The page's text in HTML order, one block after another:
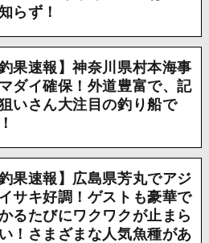
らず！
釣果速報】神奈川県村本海事
ダイ確保！外道豊富で、記
いさん大注目の釣り船で
釣果速報】広島県芳丸でアジ
サキ好調！ゲストも豪華で
るたびにワクワクが止まら
！さまざまな人気魚種があ